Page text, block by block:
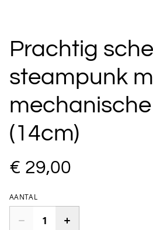
Prachtig
steampunk
mechanische
(14cm)
€ 29,00
AANTAL